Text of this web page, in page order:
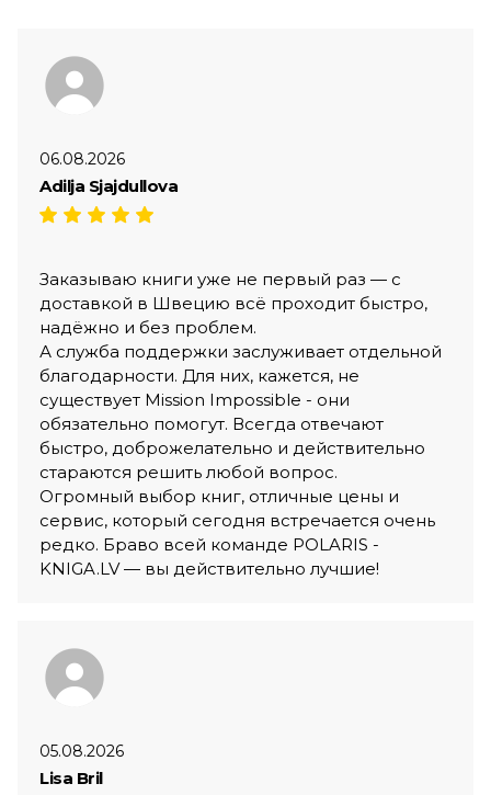
06.08.2026
Adilja Sjajdullova
Заказываю книги уже не первый раз — с
доставкой в Швецию всё проходит быстро,
надёжно и без проблем.
А служба поддержки заслуживает отдельной
благодарности. Для них, кажется, не
существует Mission Impossible - они
обязательно помогут. Всегда отвечают
быстро, доброжелательно и действительно
стараются решить любой вопрос.
Огромный выбор книг, отличные цены и
сервис, который сегодня встречается очень
редко. Браво всей команде POLARIS -
KNIGA.LV — вы действительно лучшие!
05.08.2026
Lisa Bril